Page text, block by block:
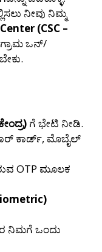
ನೀವು ನಿಮ್ಮ
(CSC –
ಒನ್/
ಗೆ ಭೇಟಿ ನೀಡಿ.
ಕಾರ್ಡ್, ಮೊಬೈಲ್
OTP ಮೂಲಕ
ನಿಮಗೆ ಒಂದು